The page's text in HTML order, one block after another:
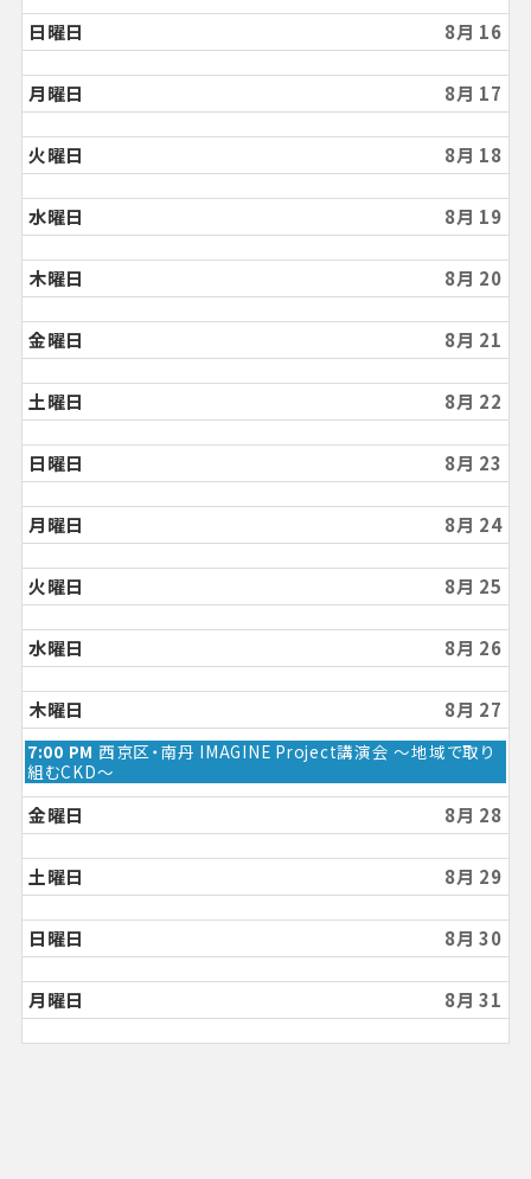
日曜日 8月 16
月曜日 8月 17
火曜日 8月 18
水曜日 8月 19
木曜日 8月 20
金曜日 8月 21
土曜日 8月 22
日曜日 8月 23
月曜日 8月 24
火曜日 8月 25
水曜日 8月 26
木曜日 8月 27
7:00 PM 西京区・南丹 IMAGINE Project講演会 ～地域で取り
組むCKD～
金曜日 8月 28
土曜日 8月 29
日曜日 8月 30
月曜日 8月 31